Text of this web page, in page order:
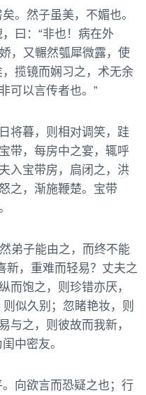
。然子虽美，不媚也。
曰：“非也！病在外
，又冁然瓠犀微露，使
揽镜而娴习之，术无余
可以言传者也。”
将暮，则相对调笑，跬
带，每房中之宴，辄呼
入宝带房，扃闭之，洪
之，渐施鞭楚。宝带
弟子能由之，而终不能
新，重难而轻易？丈夫之
而饱之，则珍错亦厌，
似久别；忽睹艳妆，则
与之，则彼故而我新，
中密友。
向欲言而恐疑之也；行